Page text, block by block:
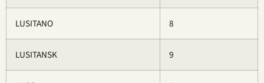
LUSITANO 8
LUSITANSK 9